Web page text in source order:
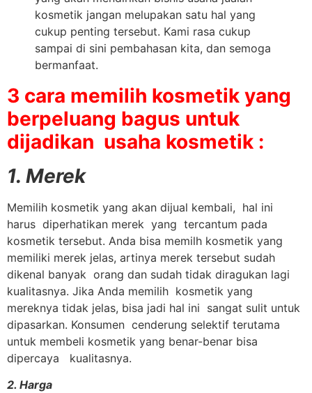
kosmetik jangan melupakan satu hal yang
cukup penting tersebut. Kami rasa cukup
sampai di sini pembahasan kita, dan semoga
bermanfaat.
3 cara memilih kosmetik yang
berpeluang bagus untuk
dijadikan usaha kosmetik :
1. Merek
Memilih kosmetik yang akan dijual kembali, hal ini
harus diperhatikan merek yang tercantum pada
kosmetik tersebut. Anda bisa memilh kosmetik yang
memiliki merek jelas, artinya merek tersebut sudah
dikenal banyak orang dan sudah tidak diragukan lagi
kualitasnya. Jika Anda memilih kosmetik yang
mereknya tidak jelas, bisa jadi hal ini sangat sulit untuk
dipasarkan. Konsumen cenderung selektif terutama
untuk membeli kosmetik yang benar-benar bisa
dipercaya kualitasnya.
2. Harga